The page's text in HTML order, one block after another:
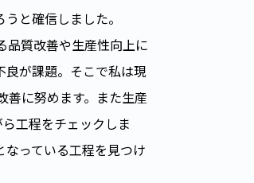
と確信しました。
品質改善や生産性向上に
良が課題。そこで私は現
善に努めます。また生産
工程をチェックしま
っている工程を見つけ